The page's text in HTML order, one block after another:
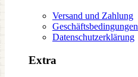
Versand und Zahlung
Geschäftsbedingungen
Datenschutzerklärung
Extra